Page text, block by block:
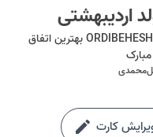
اردیبهشتی
29 منطقه 2 کوچه اردیبهشت ORDIBEHESHT ALLEY بهترین اتفاق
کارت